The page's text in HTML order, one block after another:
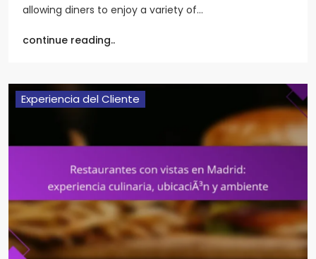
allowing diners to enjoy a variety of…
continue reading..
Experiencia del Cliente